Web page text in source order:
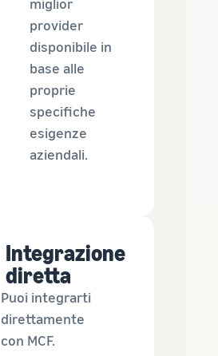
provider
disponibile in
base alle
proprie
specifiche
esigenze
aziendali.
Integrazione
diretta
Puoi integrarti
direttamente
con MCF.